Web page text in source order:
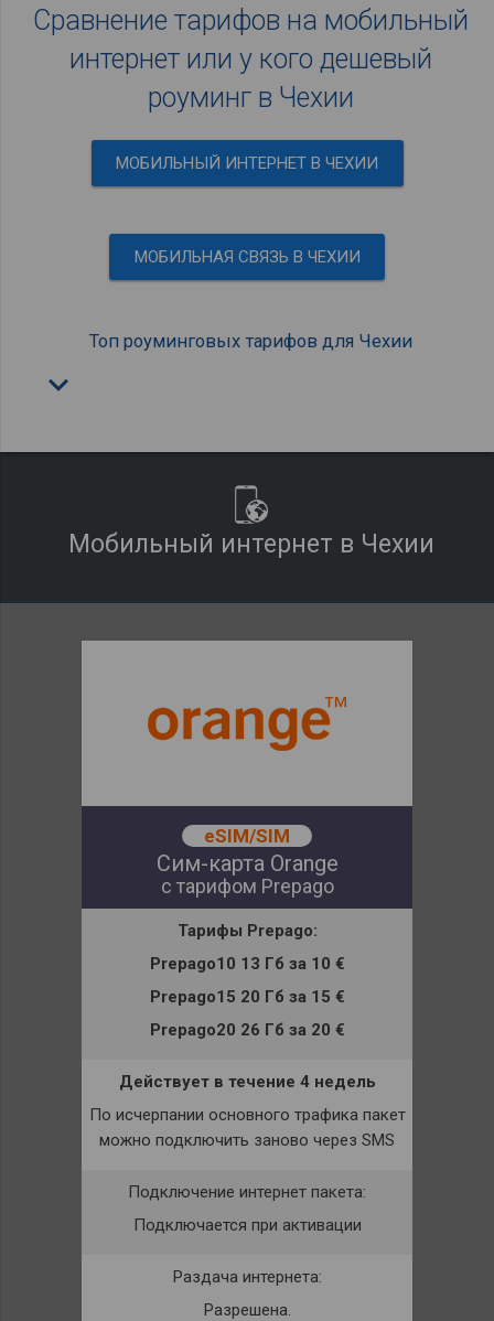
Сравнение тарифов на мобильный
интернет или у кого дешевый
роуминг в Чехии
МОБИЛЬНЫЙ ИНТЕРНЕТ В ЧЕХИИ
МОБИЛЬНАЯ СВЯЗЬ В ЧЕХИИ
Топ роуминговых тарифов для Чехии
keyboard_arrow_down
Мобильный интернет в Чехии
eSIM/SIM
Сим-карта Orange
с тарифом Prepago
Тарифы Prepago:
Prepago10 13 Гб за10 €
Prepago15 20 Гб за15 €
Prepago20 26 Гб за20 €
Действует в течение 4 недель
По исчерпании основного трафика пакет
можно подключить заново через SMS
Подключение интернет пакета:
Подключается при активации
Раздача интернета:
Разрешена.